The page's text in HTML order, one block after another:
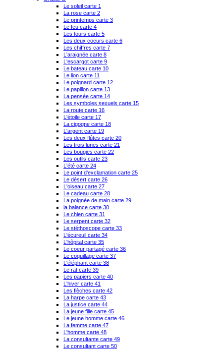
Le soleil carte 1
La rose carte 2
Le printemps carte 3
Le feu carte 4
Les tours carte 5
Les deux coeurs carte 6
Les chiffres carte 7
L'araignée carte 8
L'escargot carte 9
Le bateau carte 10
Le lion carte 11
Le poignard carte 12
Le papillon carte 13
La pensée carte 14
Les symboles sexuels carte 15
La route carte 16
L'étoile carte 17
La cigogne carte 18
L'argent carte 19
Les deux flûtes carte 20
Les trois lunes carte 21
Les bougies carte 22
Les outils carte 23
L'été carte 24
Le point d'exclamation carte 25
Le désert carte 26
L'oiseau carte 27
Le cadeau carte 28
La poignée de main carte 29
la balance carte 30
Le chien carte 31
Le serpent carte 32
Le stéthoscope carte 33
L'écureuil carte 34
L'hôpital carte 35
Le coeur partagé carte 36
Le coquillage carte 37
L'éléphant carte 38
Le rat carte 39
Les papiers carte 40
L'hiver carte 41
Les flèches carte 42
La harpe carte 43
La justice carte 44
La jeune fille carte 45
Le jeune homme carte 46
La femme carte 47
L'homme carte 48
La consultante carte 49
Le consultant carte 50